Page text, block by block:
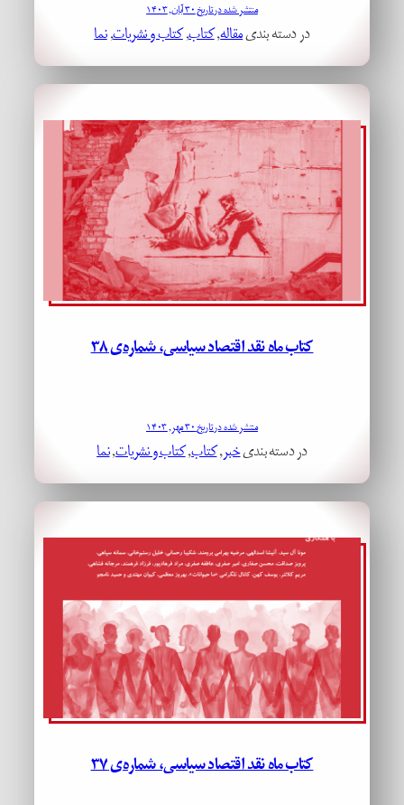
منتشر شده در تاریخ ۳۰ آبان, ۱۴۰۳
در دسته بندیمقاله, کتاب, کتاب و نشریات, نما
کتاب ماه نقد اقتصاد سیاسی، شماره‌ی ۳۸
منتشر شده در تاریخ ۳۰ مهر, ۱۴۰۳
در دسته بندیخبر, کتاب, کتاب و نشریات, نما
کتاب ماه نقد اقتصاد سیاسی، شماره‌ی ۳۷